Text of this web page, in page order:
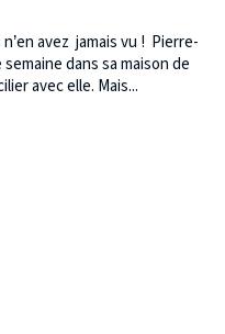
avez jamais vu ! Pierre-
dans sa maison de
avec elle. Mais...